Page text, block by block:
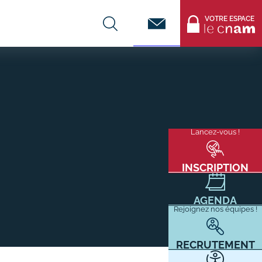
Menu
flottant
Lancez-vous !
INSCRIPTION
AGENDA
Rejoignez nos équipes !
RECRUTEMENT
VOTRE ESPACE